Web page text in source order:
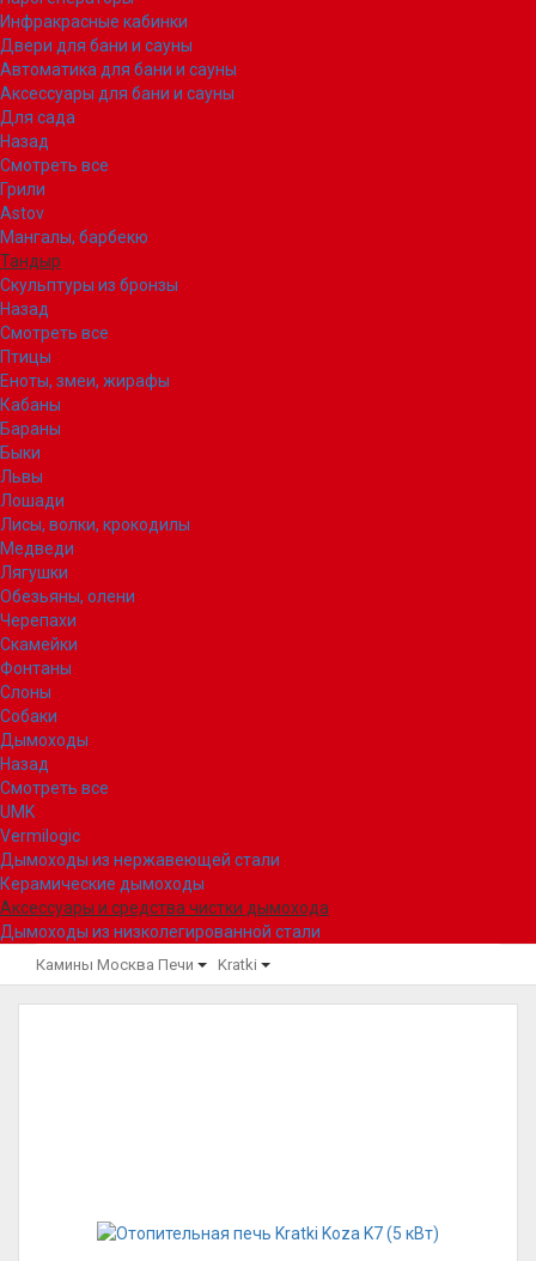
Инфракрасные кабинки
Двери для бани и сауны
Автоматика для бани и сауны
Аксессуары для бани и сауны
Для сада
Назад
Смотреть все
Грили
Astov
Мангалы, барбекю
Тандыр
Скульптуры из бронзы
Назад
Смотреть все
Птицы
Еноты, змеи, жирафы
Кабаны
Бараны
Быки
Львы
Лошади
Лисы, волки, крокодилы
Медведи
Лягушки
Обезьяны, олени
Черепахи
Скамейки
Фонтаны
Слоны
Собаки
Дымоходы
Назад
Смотреть все
UMK
Vermilogic
Дымоходы из нержавеющей стали
Керамические дымоходы
Аксессуары и средства чистки дымохода
Дымоходы из низколегированной стали
Камины Москва Печи Kratki